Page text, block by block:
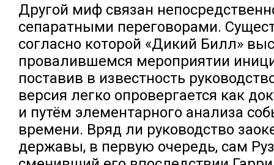
Другой миф связан
сепаратными переговорами.
согласно которой «Дикий Билл»
провалившемся мероприятии
поставив в известность
версия легко опровергается как
и путём элементарного анализа
времени. Вряд ли руководство
державы, в первую очередь, сам